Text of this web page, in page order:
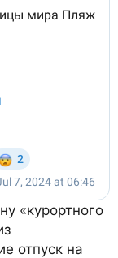
«курортного
отпуск на